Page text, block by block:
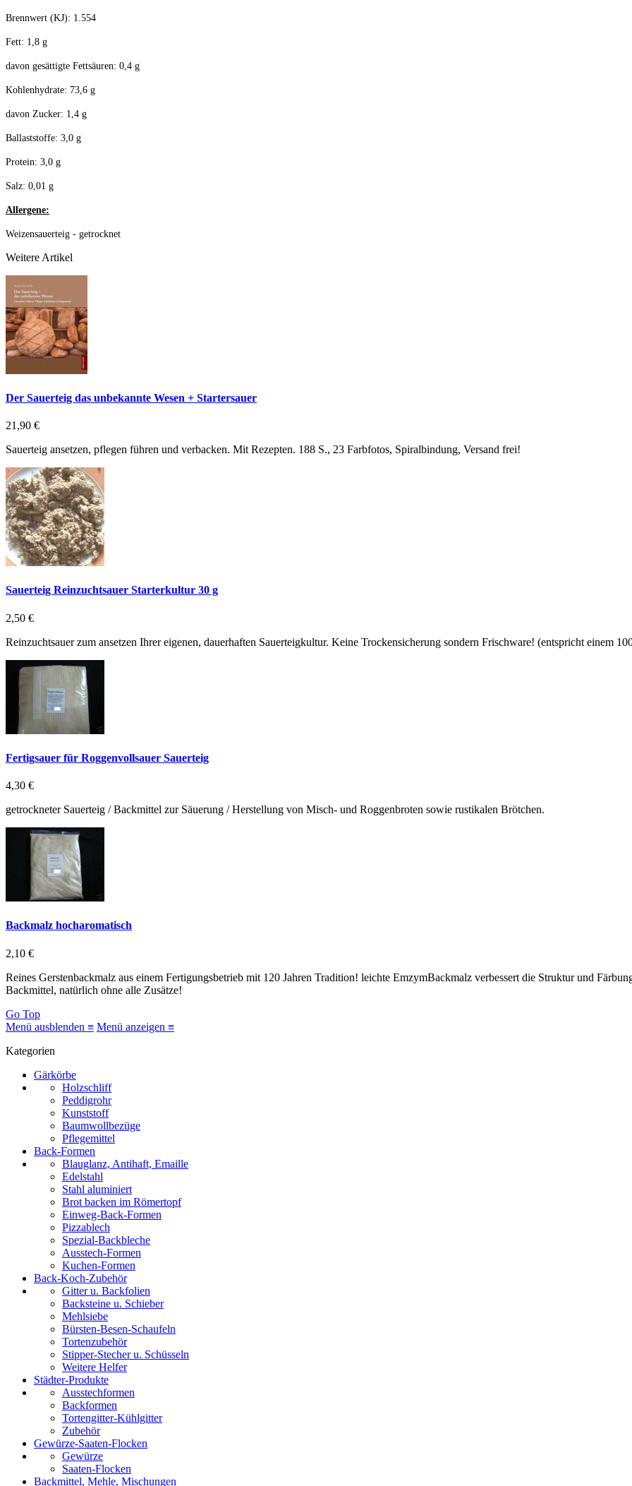
Brennwert (KJ): 1.554
Fett: 1,8 g
davon gesättigte Fettsäuren: 0,4 g
Kohlenhydrate: 73,6 g
davon Zucker: 1,4 g
Ballaststoffe: 3,0 g
Protein: 3,0 g
Salz: 0,01 g
Allergene:
Weizensauerteig - getrocknet
Weitere Artikel
Der Sauerteig das unbekannte Wesen + Startersauer
21,90 €
Sauerteig ansetzen, pflegen führen und verbacken. Mit Rezepten. 188 S., 23 Farbfotos, Spiralbindung, Versand frei!
Sauerteig Reinzuchtsauer Starterkultur 30 g
2,50 €
Reinzuchtsauer zum ansetzen Ihrer eigenen, dauerhaften Sauerteigkultur. Keine Trockensicherung sondern Frischware! (entspricht einem
Fertigsauer für Roggenvollsauer Sauerteig
4,30 €
getrockneter Sauerteig / Backmittel zur Säuerung / Herstellung von Misch- und Roggenbroten sowie rustikalen Brötchen.
Backmalz hocharomatisch
2,10 €
Reines Gerstenbackmalz aus einem Fertigungsbetrieb mit 120 Jahren Tradition! leichte EmzymBackmalz verbessert die Struktur und
Backmittel, natürlich ohne alle Zusätze!
Go Top
Menü ausblenden ≡ Menü anzeigen ≡
Kategorien
Gärkörbe
Holzschliff
Peddigrohr
Kunststoff
Baumwollbezüge
Pflegemittel
Back-Formen
Blauglanz, Antihaft, Emaille
Edelstahl
Stahl aluminiert
Brot backen im Römertopf
Einweg-Back-Formen
Pizzablech
Spezial-Backbleche
Ausstech-Formen
Kuchen-Formen
Back-Koch-Zubehör
Gitter u. Backfolien
Backsteine u. Schieber
Mehlsiebe
Bürsten-Besen-Schaufeln
Tortenzubehör
Stipper-Stecher u. Schüsseln
Weitere Helfer
Städter-Produkte
Ausstechformen
Backformen
Tortengitter-Kühlgitter
Zubehör
Gewürze-Saaten-Flocken
Gewürze
Saaten-Flocken
Backmittel, Mehle, Mischungen